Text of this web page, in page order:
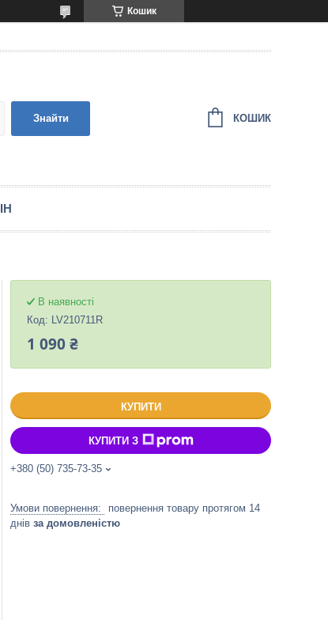
Кошик
Знайти КОШИК
В наявності
Код: LV210711R
1 090 ₴
КУПИТИ
КУПИТИ З
+380 (50) 735-73-35
повернення товару протягом 14
днів за домовленістю